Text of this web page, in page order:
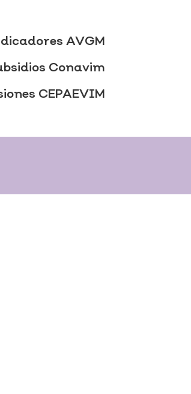
AVGM
Conavim
CEPAEVIM